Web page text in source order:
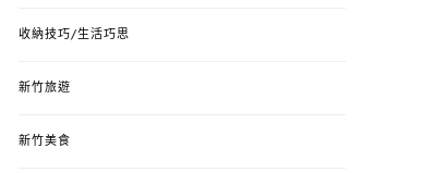
收納技巧/生活巧思
新竹旅遊
新竹美食